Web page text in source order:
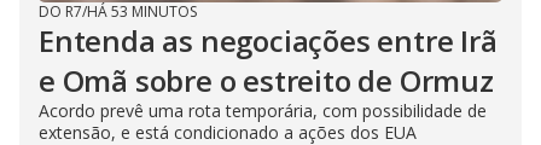
DO R7/HÁ 53 MINUTOS
Entenda as negociações entre Irã
e Omã sobre o estreito de Ormuz
Acordo prevê uma rota temporária, com possibilidade de
extensão, e está condicionado a ações dos EUA